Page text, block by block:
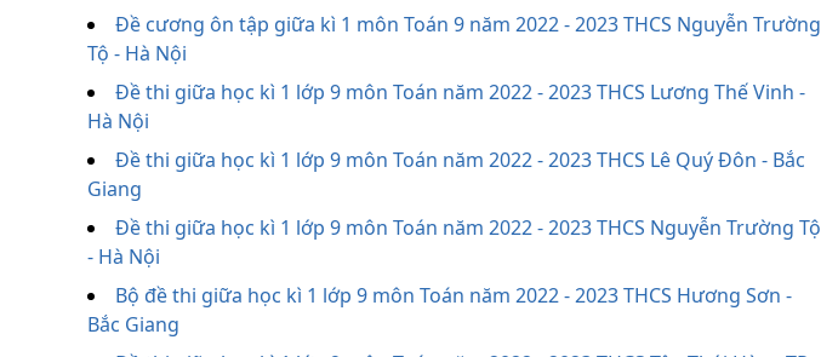
Đề cương ôn tập giữa kì 1 môn Toán 9 năm 2022 - 2023 THCS Nguyễn Trường
Tộ - Hà Nội
Đề thi giữa học kì 1 lớp 9 môn Toán năm 2022 - 2023 THCS Lương Thế Vinh -
Hà Nội
Đề thi giữa học kì 1 lớp 9 môn Toán năm 2022 - 2023 THCS Lê Quý Đôn - Bắc
Giang
Đề thi giữa học kì 1 lớp 9 môn Toán năm 2022 - 2023 THCS Nguyễn Trường Tộ
- Hà Nội
Bộ đề thi giữa học kì 1 lớp 9 môn Toán năm 2022 - 2023 THCS Hương Sơn -
Bắc Giang